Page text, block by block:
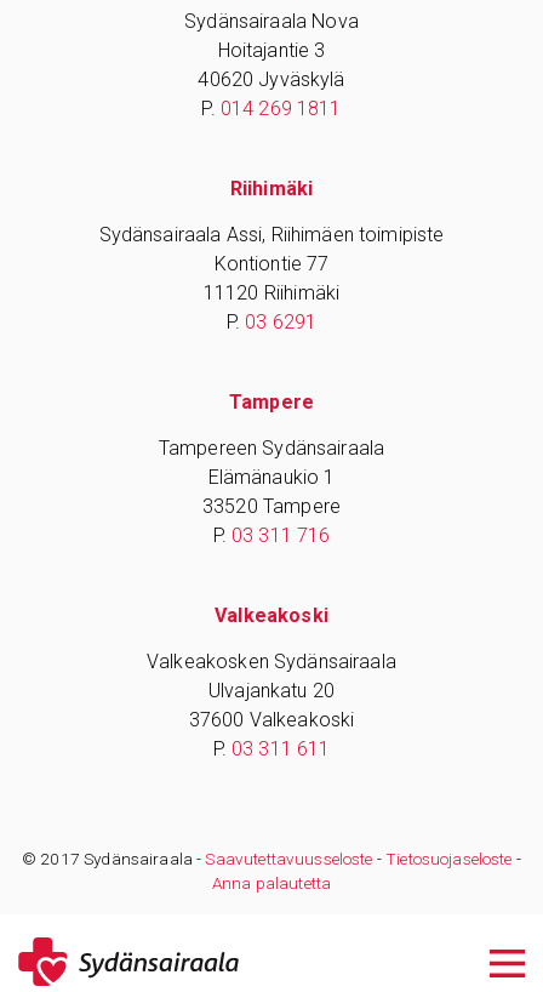
Sydänsairaala Nova
Hoitajantie 3
40620 Jyväskylä
P. 014 269 1811
Riihimäki
Sydänsairaala Assi, Riihimäen toimipiste
Kontiontie 77
11120 Riihimäki
P. 03 6291
Tampere
Tampereen Sydänsairaala
Elämänaukio 1
33520 Tampere
P. 03 311 716
Valkeakoski
Valkeakosken Sydänsairaala
Ulvajankatu 20
37600 Valkeakoski
P. 03 311 611
© 2017 Sydänsairaala -Saavutettavuusseloste -Tietosuojaseloste -
Anna palautetta